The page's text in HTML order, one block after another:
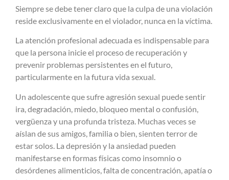
Siempre se debe tener claro que la culpa de una violación
reside exclusivamente en el violador, nunca en la víctima.
La atención profesional adecuada es indispensable para
que la persona inicie el proceso de recuperación y
prevenir problemas persistentes en el futuro,
particularmente en la futura vida sexual.
Un adolescente que sufre agresión sexual puede sentir
ira, degradación, miedo, bloqueo mental o confusión,
vergüenza y una profunda tristeza. Muchas veces se
aíslan de sus amigos, familia o bien, sienten terror de
estar solos. La depresión y la ansiedad pueden
manifestarse en formas físicas como insomnio o
desórdenes alimenticios, falta de concentración, apatía o